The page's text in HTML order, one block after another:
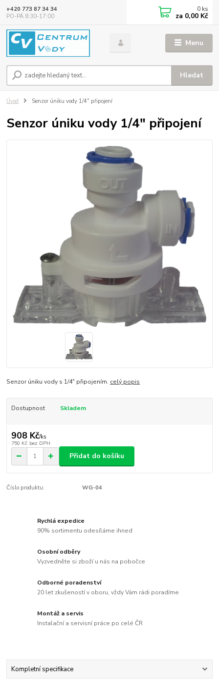
Menu
Hledat
+420 773 87 34 34
PO-PÁ 8:30-17:00
0 ks
za 0,00 Kč
Úvod Senzor úniku vody 1/4" připojení
Senzor úniku vody 1/4" připojení
Senzor úniku vody s 1/4" připojením. celý popis
Dostupnost Skladem
908 Kč/ks
750 Kč bez DPH
Přidat do košíku
Číslo produktu: WG-04
Rychlá expedice
90% sortimentu odesíláme ihned
Osobní odběry
Vyzvedněte si zboží u nás na pobočce
Odborné poradenství
20 let zkušeností v oboru, vždy Vám rádi poradíme
Montáž a servis
Instalační a servisní práce po celé ČR
Kompletní specifikace